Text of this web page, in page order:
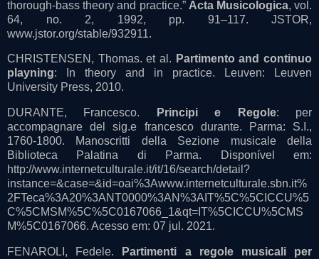
thorough-bass theory and practice.” Acta Musicologica, vol.
64, no. 2, 1992, pp. 91–117. JSTOR,
www.jstor.org/stable/932911.
CHRISTENSEN, Thomas. et al. Partimento and continuo
playning: In theory and in practice. Leuven: Leuven
University Press, 2010.
DURANTE, Francesco. Principi e Regole: per
accompagnare del sig.e francesco durante. Parma: S.I.,
1760-1800. Manoscritti della Sezione musicale della
Biblioteca Palatina di Parma. Disponível em:
http://www.internetculturale.it/it/16/search/detail?
instance=&case=&id=oai%3Awww.internetculturale.sbn.it%
2FTeca%3A20%3ANT0000%3AN%3AIT%5C%5CICCU%5
C%5CMSM%5C%5C0167066_1&qt=IT%5CICCU%5CMS
M%5C0167066. Acesso em: 07 jul. 2021.
FENAROLI, Fedele.
Partimenti a regole musicali per